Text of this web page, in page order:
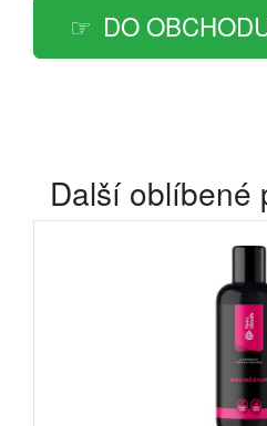
DO
Další oblíbené